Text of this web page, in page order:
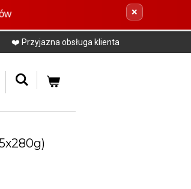
×
❤️ Przyjazna obsługa klienta